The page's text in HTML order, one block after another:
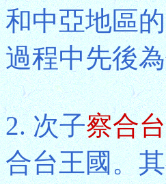
和中亞地區
過程中先後
2. 次子察合台
合台王國。